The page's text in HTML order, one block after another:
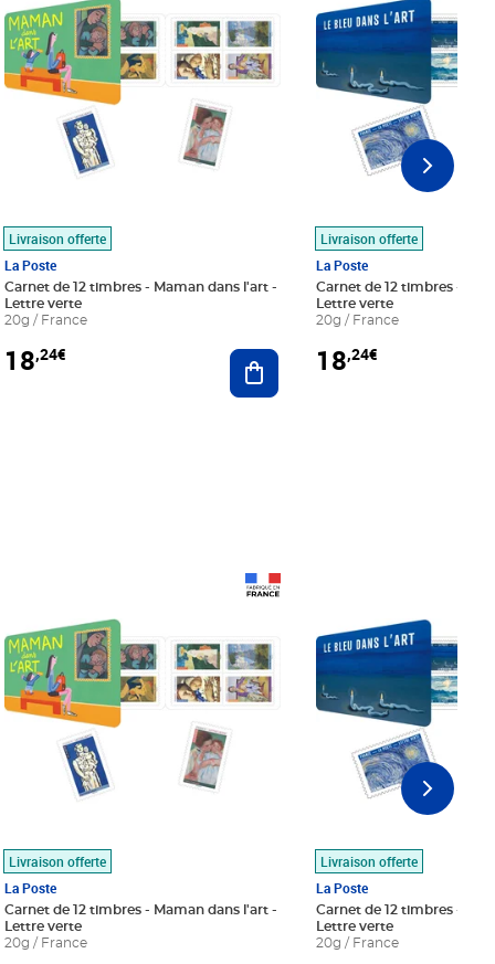
au panier
Livraison offerte
La Poste
Carnet de 12 timbres - Maman dans l'art -
Lettre verte
20g / France
18,24€ Ajouter au panier
Livraison offerte
La Poste
Carnet de 12 timbres - Le
Lettre verte
20g / France
18,24€
Livraison offerte
La Poste
Carnet de 12 timbres - Maman dans l'art -
Lettre verte
20g / France
Livraison offerte
La Poste
Carnet de 12 timbres - Le
Lettre verte
20g / France